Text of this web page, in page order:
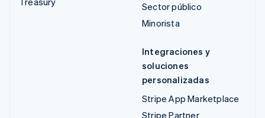
Sector público
Minorista
Integraciones y
soluciones
personalizadas
Stripe App Marketplace
Stripe Partner